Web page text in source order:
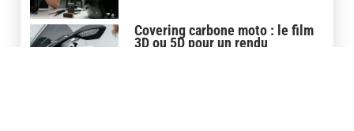
Covering carbone moto : le film
3D ou 5D pour un rendu